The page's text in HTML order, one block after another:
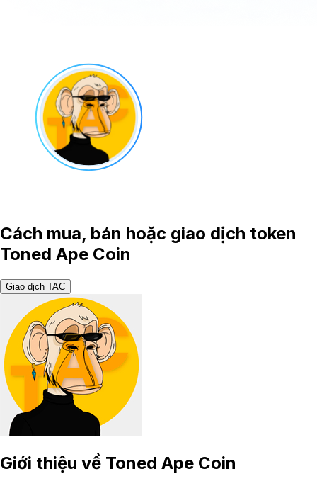
Cách mua, bán hoặc giao dịch token
Toned Ape Coin
Giao dịch TAC
Giới thiệu về Toned Ape Coin